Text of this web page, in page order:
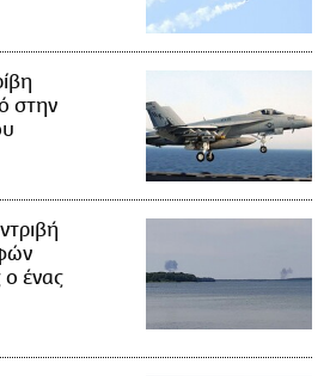
στην
ένας